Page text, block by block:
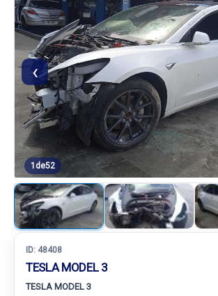
‹
1 de52
ID: 48408
TESLA MODEL 3
TESLA MODEL 3